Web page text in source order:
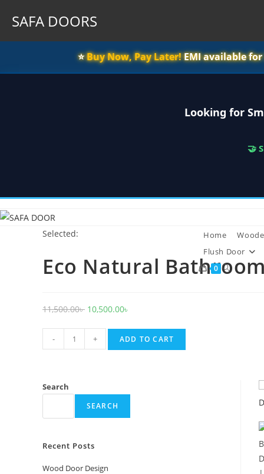
SAFA DOORS
⭐️Buy Now, Pay Later!EMI available for
Looking for
🤝
to
Home
Flush Door
0 Toggle
Selected:
Eco Natural
11,500.00৳ Original
was:
11,500.00৳ .
10,500.00৳
is:
10,500.00৳ .
Natural
–
Color
- + ADD TO CART
Search
SEARCH
Recent Posts
Wood Door Design